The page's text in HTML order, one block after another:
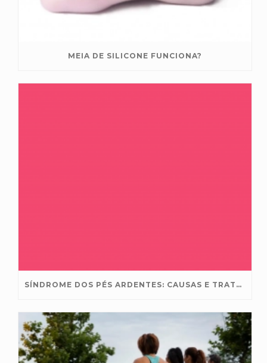
MEIA DE SILICONE FUNCIONA?
SÍNDROME DOS PÉS ARDENTES: CAUSAS E TRATAMENTO